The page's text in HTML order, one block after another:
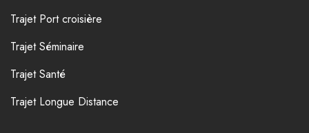
Trajet Port croisière
Trajet Séminaire
Trajet Santé
Trajet Longue Distance